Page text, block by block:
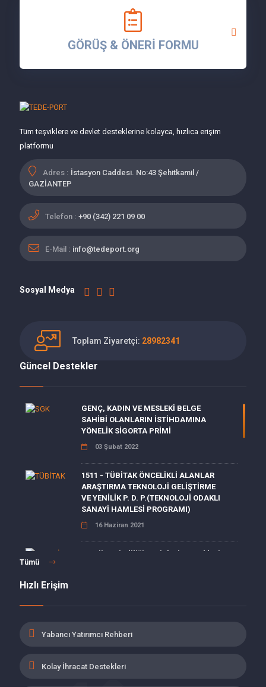
GÖRÜŞ & ÖNERİ FORMU
Tüm teşviklere ve devlet desteklerine kolayca, hızlıca erişim
platformu
Adres : İstasyon Caddesi. No:43 Şehitkamil /
GAZİANTEP
Telefon : +90 (342) 221 09 00
E-Mail : info@tedeport.org
Sosyal Medya
Toplam Ziyaretçi: 28982341
Güncel Destekler
GENÇ, KADIN VE MESLEKİ BELGE
SAHİBİ OLANLARIN İSTİHDAMINA
YÖNELİK SİGORTA PRİMİ
03 Şubat 2022
1511 - TÜBİTAK ÖNCELİKLİ ALANLAR
ARAŞTIRMA TEKNOLOJİ GELİŞTİRME
VE YENİLİK P. D. P.(TEKNOLOJİ ODAKLI
SANAYİ HAMLESİ PROGRAMI)
16 Haziran 2021
Enerji Verimliliği Projeleri Destekleri
HİSSESİ 5 PUANLIK İNDİRİM
İŞBAŞI EĞİTİM PROGRAMINI
Tümü
Hızlı Erişim
Yabancı Yatırımcı Rehberi
Kolay İhracat Destekleri